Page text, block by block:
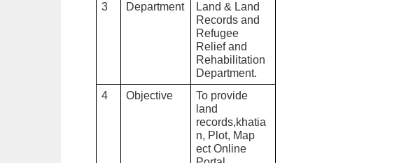
3 Department
Land & Land
Records and
Refugee
Relief and
Rehabilitation
Department.
4
Objective
To provide
land
records,khatia
n, Plot, Map
ect Online